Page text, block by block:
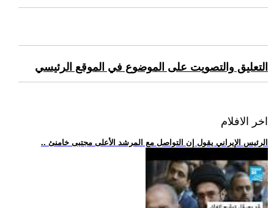
التعليق والتصويت على الموضوع في الموقع الرئيسي
اخر الافلام
.. الرئيس الإيراني يقول إن التواصل مع المرشد الأعلى مجتبى خامنئ